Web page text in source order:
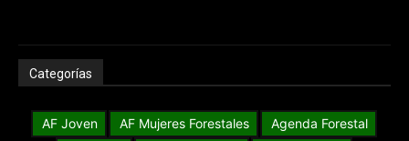
Categorías
AF Joven AF Mujeres Forestales
Agenda Forestal